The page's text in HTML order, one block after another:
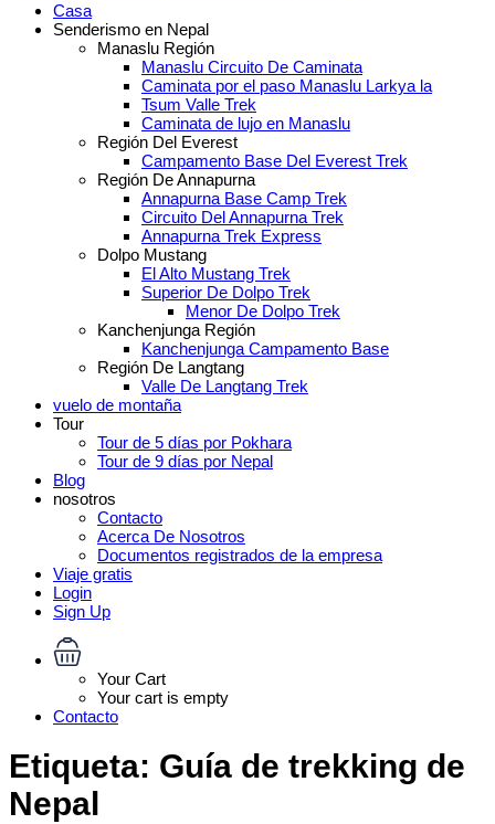
Casa
Senderismo en Nepal
Manaslu Región
Manaslu Circuito De Caminata
Caminata por el paso Manaslu Larkya la
Tsum Valle Trek
Caminata de lujo en Manaslu
Región Del Everest
Campamento Base Del Everest Trek
Región De Annapurna
Annapurna Base Camp Trek
Circuito Del Annapurna Trek
Annapurna Trek Express
Dolpo Mustang
El Alto Mustang Trek
Superior De Dolpo Trek
Menor De Dolpo Trek
Kanchenjunga Región
Kanchenjunga Campamento Base
Región De Langtang
Valle De Langtang Trek
vuelo de montaña
Tour
Tour de 5 días por Pokhara
Tour de 9 días por Nepal
Blog
nosotros
Contacto
Acerca De Nosotros
Documentos registrados de la empresa
Viaje gratis
Login
Sign Up
Your Cart
Your cart is empty
Contacto
Etiqueta: Guía de trekking de
Nepal